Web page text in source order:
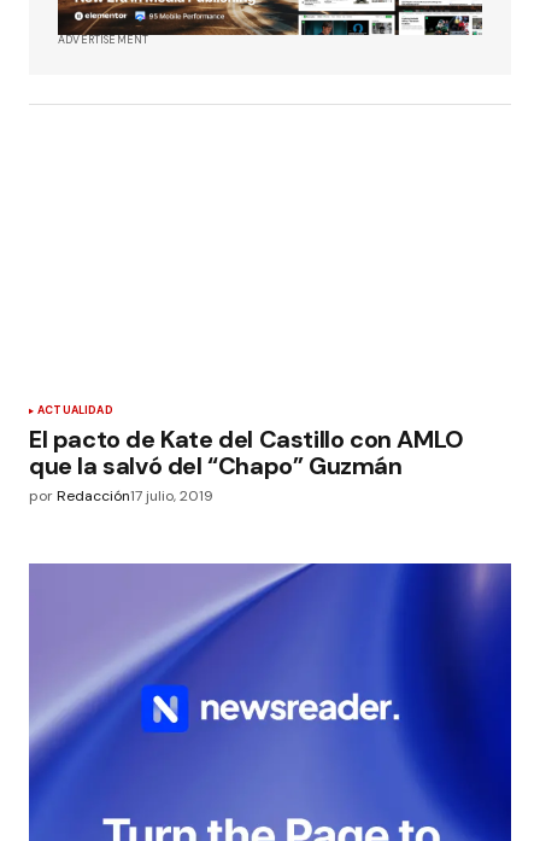
ADVERTISEMENT
ACTUALIDAD
El pacto de Kate del Castillo con AMLO
que la salvó del “Chapo” Guzmán
porRedacción17 julio, 2019